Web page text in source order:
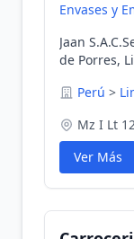
Envases y
Jaan
de Porres,
Perú >
Mz I Lt
Ver Más